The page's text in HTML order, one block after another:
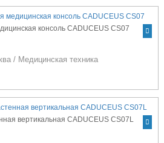
консоль CADUCEUS CS07
/ Медицинская техника
вертикальная CADUCEUS CS07L